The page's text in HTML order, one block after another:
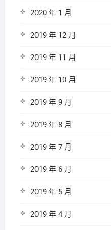
2020 年 1 月
2019 年 12 月
2019 年 11 月
2019 年 10 月
2019 年 9 月
2019 年 8 月
2019 年 7 月
2019 年 6 月
2019 年 5 月
2019 年 4 月